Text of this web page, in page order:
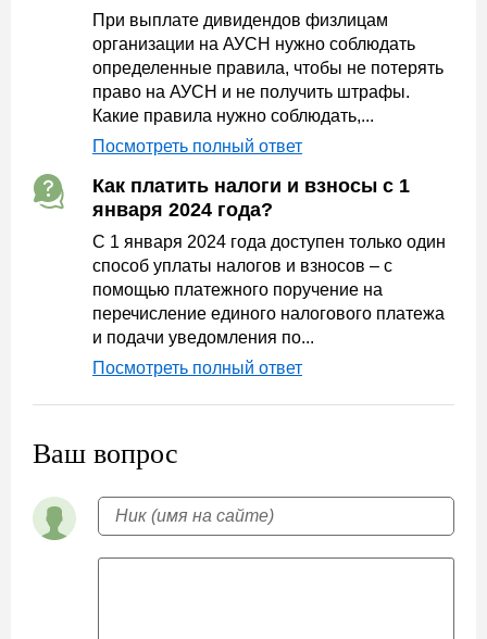
При выплате дивидендов физлицам
организации на АУСН нужно соблюдать
определенные правила, чтобы не потерять
право на АУСН и не получить штрафы.
Какие правила нужно соблюдать,...
Посмотреть полный ответ
Как платить налоги и взносы с 1
января 2024 года?
C 1 января 2024 года доступен только один
способ уплаты налогов и взносов – с
помощью платежного поручение на
перечисление единого налогового платежа
и подачи уведомления по...
Посмотреть полный ответ
Ваш вопрос